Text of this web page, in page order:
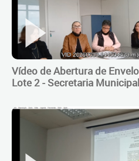
Vídeo de Abertura de
Lote 2 - Secretaria